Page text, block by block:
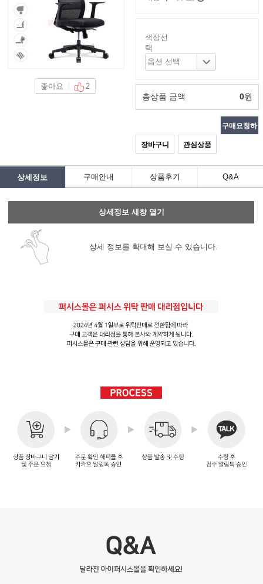
좋아요 2
색상선
택
총상품 금액 0원
장바구니 관심상품
구매요청하
상세정보 구매안내 상품후기 Q&A
상세정보 새창 열기
상세 정보를 확대해 보실 수 있습니다.